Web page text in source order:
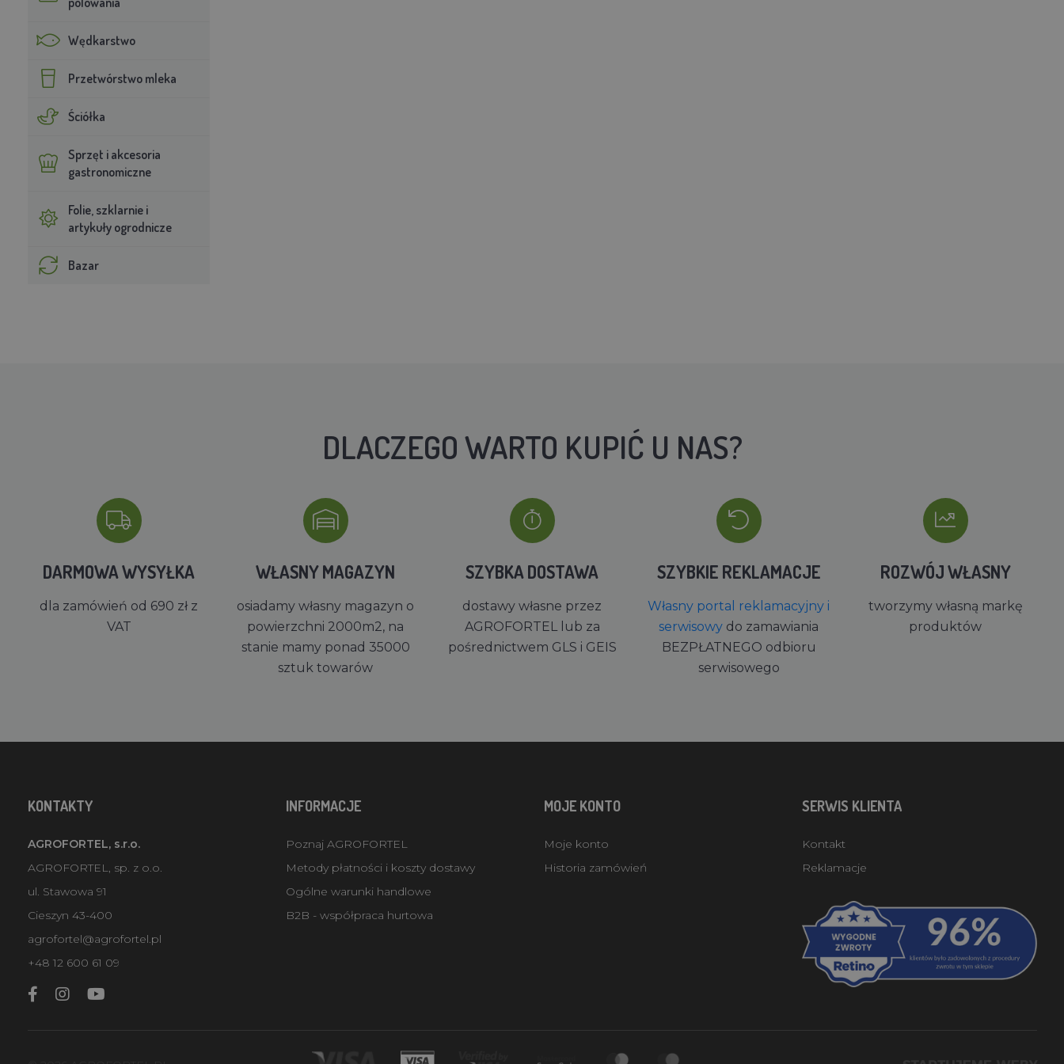
Wędkarstwo
Przetwórstwo mleka
Ściółka
Sprzęt i akcesoria
gastronomiczne
Folie, szklarnie i
artykuły ogrodnicze
Bazar
DLACZEGO WARTO KUPIĆ U NAS?
DARMOWA WYSYŁKA
dla zamówień od 690 zł z
VAT
WŁASNY MAGAZYN
osiadamy własny magazyn o
powierzchni 2000m2, na
stanie mamy ponad 35000
sztuk towarów
SZYBKA DOSTAWA
dostawy własne przez
AGROFORTEL lub za
pośrednictwem GLS i GEIS
SZYBKIE REKLAMACJE
Własny portal reklamacyjny i
serwisowy do zamawiania
BEZPŁATNEGO odbioru
serwisowego
ROZWÓJ WŁASNY
tworzymy własną markę
produktów
KONTAKTY
AGROFORTEL, s.r.o.
AGROFORTEL, sp. z o.o.
ul. Stawowa 91
Cieszyn 43-400
agrofortel@agrofortel.pl
+48 12 600 61 09
INFORMACJE
Poznaj AGROFORTEL
Metody płatności i koszty dostawy
Ogólne warunki handlowe
B2B - współpraca hurtowa
MOJE KONTO
Moje konto
Historia zamówień
SERWIS KLIENTA
Kontakt
Reklamacje